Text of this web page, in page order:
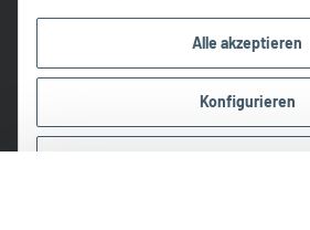
Alle akzeptieren
Konfigurieren
UVP: Ist die unverbindliche
das Produkt
Wir nutzen Trusted Shops als
Einholung von Bewertungen. Trusted